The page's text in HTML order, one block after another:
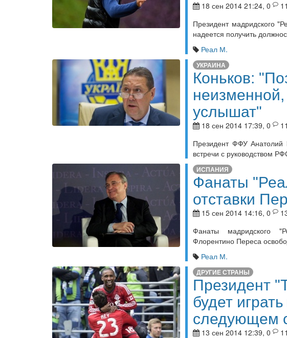
18 сен 2014 21:24, 0
Президент мадридского
надеется получить
Реал М.
УКРАИНА
Коньков:
услышат"
18 сен 2014 17:39, 0
Президент ФФУ Анатолий
встречи с руководством
ИСПАНИЯ
Фанаты
отставки
15 сен 2014 14:16, 0
Фанаты мадридского
Флорентино Переса
Реал М.
ДРУГИЕ СТРАНЫ
Президент
будет
следующем
13 сен 2014 12:39, 0